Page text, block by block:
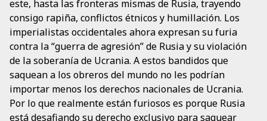
este, hasta las fronteras mismas de Rusia, trayendo
consigo rapiña, conflictos étnicos y humillación. Los
imperialistas occidentales ahora expresan su furia
contra la “guerra de agresión” de Rusia y su violación
de la soberanía de Ucrania. A estos bandidos que
saquean a los obreros del mundo no les podrían
importar menos los derechos nacionales de Ucrania.
Por lo que realmente están furiosos es porque Rusia
está desafiando su derecho exclusivo para saquear